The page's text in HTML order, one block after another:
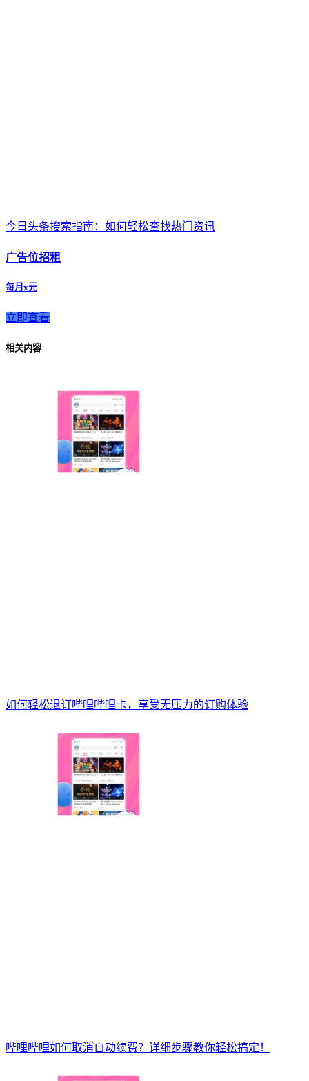
今日头条搜索指南：如何轻松查找热门资讯
广告位招租
每月x元
立即查看
相关内容
如何轻松退订哔哩哔哩卡，享受无压力的订购体验
哔哩哔哩如何取消自动续费？详细步骤教你轻松搞定！